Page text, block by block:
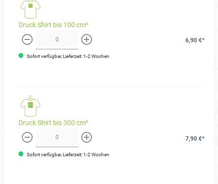
Druck Shirt bis 100 cm²
weniger mehr
6,90 €*
Sofort verfügbar, Lieferzeit: 1-2 Wochen
Druck Shirt bis 300 cm²
weniger mehr
7,90 €*
Sofort verfügbar, Lieferzeit: 1-2 Wochen